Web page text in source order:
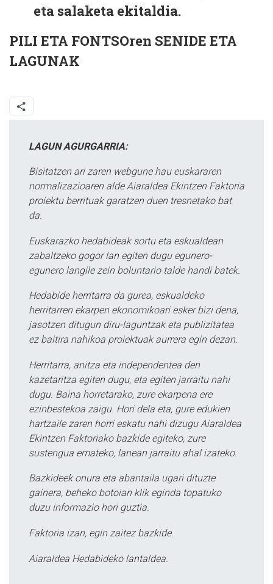
eta salaketa ekitaldia.
PILI ETA FONTSOren SENIDE ETA
LAGUNAK
LAGUN AGURGARRIA:
Bisitatzen ari zaren webgune hau euskararen
normalizazioaren alde Aiaraldea Ekintzen Faktoria
proiektu berrituak garatzen duen tresnetako bat
da.
Euskarazko hedabideak sortu eta eskualdean
zabaltzeko gogor lan egiten dugu egunero-
egunero langile zein boluntario talde handi batek.
Hedabide herritarra da gurea, eskualdeko
herritarren ekarpen ekonomikoari esker bizi dena,
jasotzen ditugun diru-laguntzak eta publizitatea
ez baitira nahikoa proiektuak aurrera egin dezan.
Herritarra, anitza eta independentea den
kazetaritza egiten dugu, eta egiten jarraitu nahi
dugu. Baina horretarako, zure ekarpena ere
ezinbestekoa zaigu. Hori dela eta, gure edukien
hartzaile zaren horri eskatu nahi dizugu Aiaraldea
Ekintzen Faktoriako bazkide egiteko, zure
sustengua emateko, lanean jarraitu ahal izateko.
Bazkideek onura eta abantaila ugari dituzte
gainera, beheko botoian klik eginda topatuko
duzu informazio hori guztia.
Faktoria izan, egin zaitez bazkide.
Aiaraldea Hedabideko lantaldea.